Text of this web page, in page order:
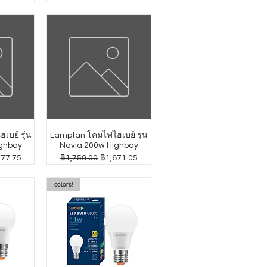
เบย์ รุ่น
ขายลด
Lamptan โคมไฟไฮเบย์ รุ่น
Navia 200w Highbay
ราคาปกติ
฿1,759.00 ราคาขายลด
฿1,671.05
colors!